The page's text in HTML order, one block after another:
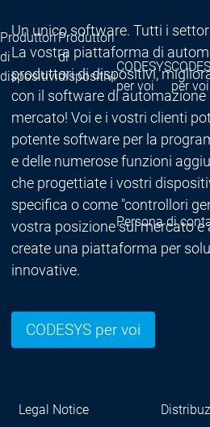
Produttori
di
dispositivi
Produttori
di
dispositivi
CODESYS
per voi
per voi
Persona di
Un unico software. Tutti i
La vostra piattaforma di
produttori di dispositivi,
con il software di automazione
mercato! Voi e i vostri clienti
potente software per la
e delle numerose funzioni
che progettiate i vostri
specifica o come "controllori
vostra posizione sul mercato e
create una piattaforma per
innovative.
CODESYS per voi
Legal Notice